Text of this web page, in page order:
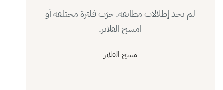
لم نجد إطلالات مطابقة. جرّب فلترة مختلفة أو
امسح الفلاتر.
مسح الفلاتر